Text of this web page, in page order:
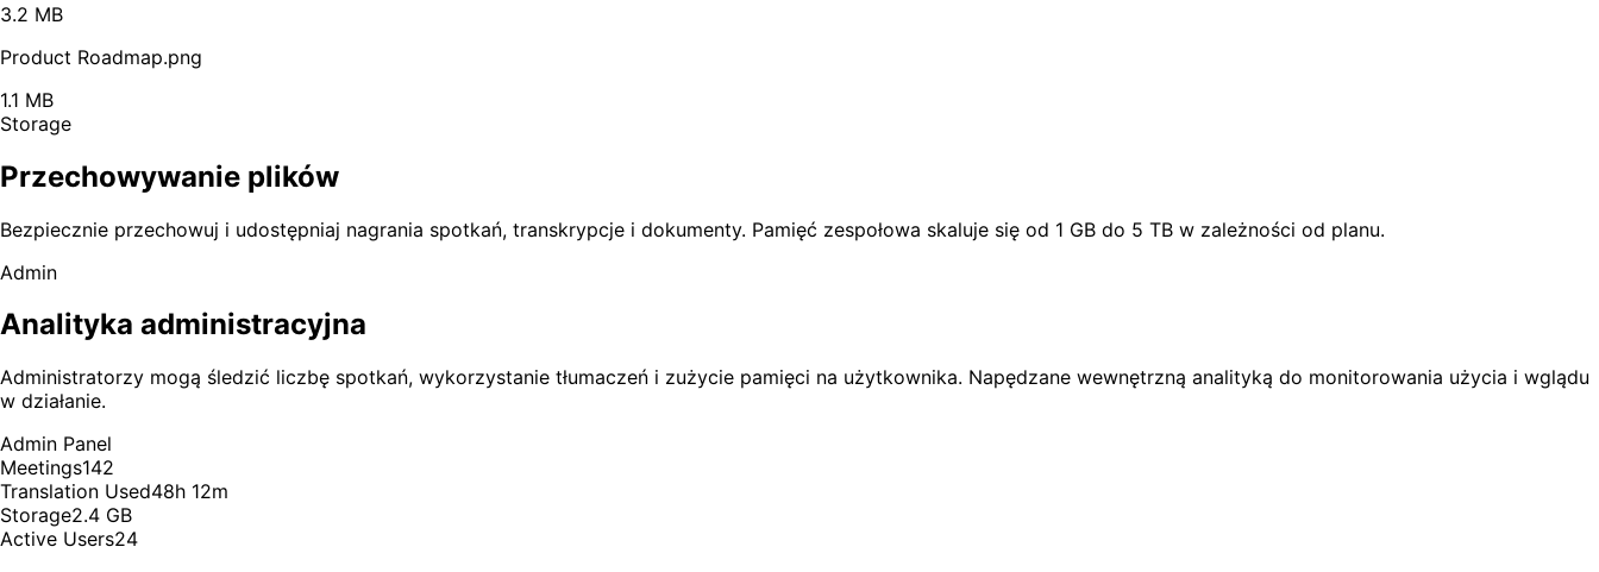
3.2 MB
Product Roadmap.png
1.1 MB
Storage
Przechowywanie plików
Bezpiecznie przechowuj i udostępniaj nagrania spotkań, transkrypcje i dokumenty. Pamięć zespołowa skaluje się od 1 GB do 5 TB w zależności od planu.
Admin
Analityka administracyjna
Administratorzy mogą śledzić liczbę spotkań, wykorzystanie tłumaczeń i zużycie pamięci na użytkownika. Napędzane wewnętrzną analityką do monitorowania użycia i wglądu
w działanie.
Admin Panel
Meetings142
Translation Used48h 12m
Storage2.4 GB
Active Users24